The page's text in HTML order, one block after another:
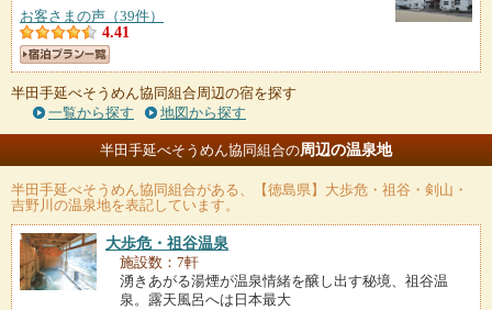
お客さまの声（39件）
4.41
半田手延べそうめん協同組合周辺の宿を探す
一覧から探す
地図から探す
半田手延べそうめん協同組合の周辺の温泉地
半田手延べそうめん協同組合がある、【徳島県】大歩危・祖谷・剣山・
吉野川の温泉地を表記しています。
大歩危・祖谷温泉
施設数：7軒
湧きあがる湯煙が温泉情緒を醸し出す秘境、祖谷温
泉。露天風呂へは日本最大